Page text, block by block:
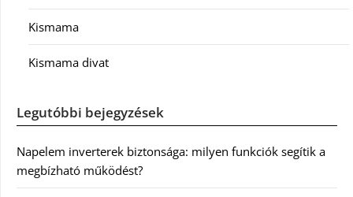
Kismama
Kismama divat
Legutóbbi bejegyzések
Napelem inverterek biztonsága: milyen funkciók segítik a
megbízható működést?